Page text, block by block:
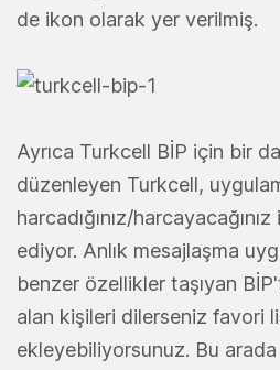
de ikon olarak yer verilmiş.
Ayrıca Turkcell BİP için bir
düzenleyen Turkcell,
harcadığınız/
ediyor. Anlık mesajlaşma
benzer özellikler taşıyan
alan kişileri dilerseniz favori
ekleyebiliyorsunuz. Bu